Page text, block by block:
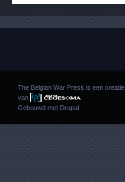
The Belgian War Press is een creatie
van
Gebouwd met Drupal